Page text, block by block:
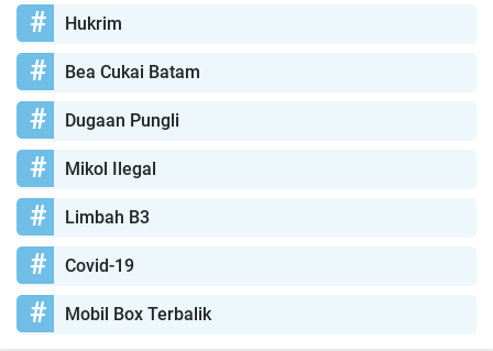
Hukrim
Bea Cukai Batam
Dugaan Pungli
Mikol Ilegal
Limbah B3
Covid-19
Mobil Box Terbalik